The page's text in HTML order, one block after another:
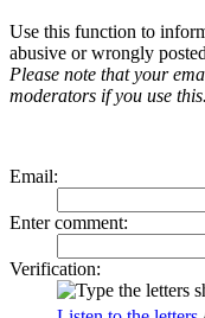
Use this function to
abusive or wrongly
Please note that your
moderators if you use this.
Email:
Enter comment:
Verification: